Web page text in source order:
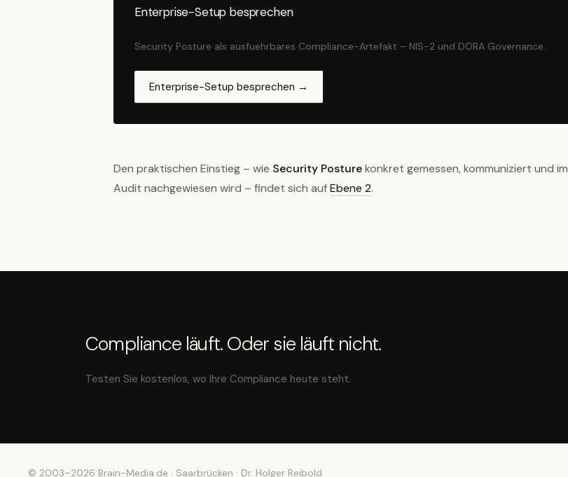
Enterprise-Setup besprechen
Security Posture als ausfuehrbares Compliance-Artefakt – NIS-2 und DORA Governance.
Enterprise-Setup besprechen →
Den praktischen Einstieg – wie Security Posturekonkret gemessen, kommuniziert und im
Audit nachgewiesen wird – findet sich aufEbene 2.
Compliance läuft. Oder sie läuft nicht.
Testen Sie kostenlos, wo Ihre Compliance heute steht.
© 2003–2026 Brain-Media.de · Saarbrücken · Dr. Holger Reibold